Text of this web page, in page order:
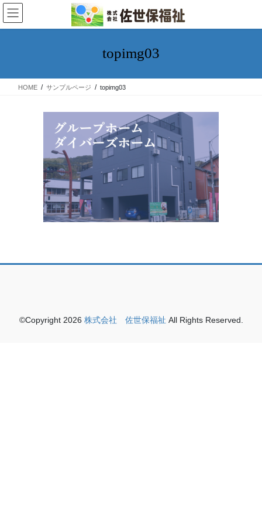
topimg03
HOME サンプルページ topimg03
©Copyright 2026 株式会社 佐世保福祉 All Rights Reserved.